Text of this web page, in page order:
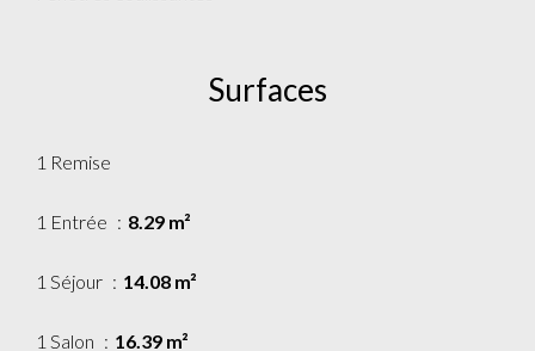
Surfaces
1 Remise
1 Entrée 8.29 m²
1 Séjour 14.08 m²
1 Salon 16.39 m²